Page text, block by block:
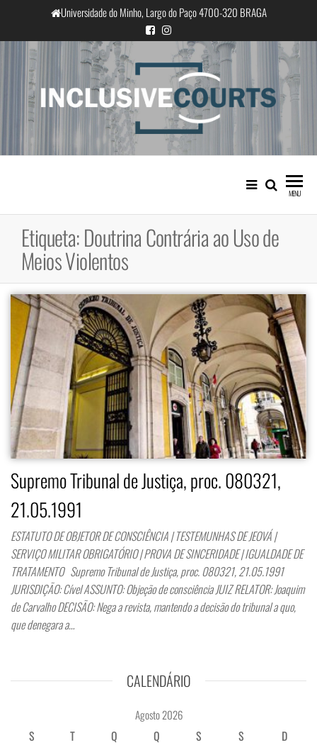
o
conteúdo
Universidade do Minho, Largo do Paço 4700-320 BRAGA
InclusiveCourts
Igualdade e diferença cultural na
prática judicial portuguesa
MENU
Etiqueta:Doutrina Contrária ao Uso de
Meios Violentos
Supremo Tribunal de Justiça, proc. 080321,
21.05.1991
ESTATUTO DE OBJETOR DE CONSCIÊNCIA | TESTEMUNHAS DE JEOVÁ |
SERVIÇO MILITAR OBRIGATÓRIO | PROVA DE SINCERIDADE | IGUALDADE DE
TRATAMENTO Supremo Tribunal de Justiça, proc. 080321, 21.05.1991
JURISDIÇÃO: Cível ASSUNTO: Objeção de consciência JUIZ RELATOR: Joaquim
de Carvalho DECISÃO: Nega a revista, mantendo a decisão do tribunal a quo,
que denegara a…
CALENDÁRIO
Agosto 2026
S
T Q Q S S
D